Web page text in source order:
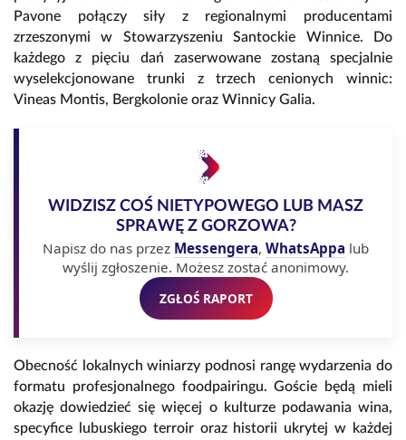
Pavone połączy siły z regionalnymi producentami
zrzeszonymi w Stowarzyszeniu Santockie Winnice. Do
każdego z pięciu dań zaserwowane zostaną specjalnie
wyselekcjonowane trunki z trzech cenionych winnic:
Vineas Montis, Bergkolonie oraz Winnicy Galia.
WIDZISZ COŚ NIETYPOWEGO LUB MASZ
SPRAWĘ Z GORZOWA?
Napisz do nas przez Messengera, WhatsAppa lub
wyślij zgłoszenie. Możesz zostać anonimowy.
ZGŁOŚ RAPORT
Obecność lokalnych winiarzy podnosi rangę wydarzenia do
formatu profesjonalnego foodpairingu. Goście będą mieli
okazję dowiedzieć się więcej o kulturze podawania wina,
specyfice lubuskiego terroir oraz historii ukrytej w każdej